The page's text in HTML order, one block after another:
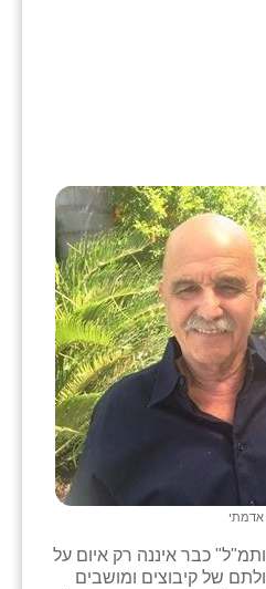
אדמתי
כבר איננה רק איום על
של קיבוצים ומושבים